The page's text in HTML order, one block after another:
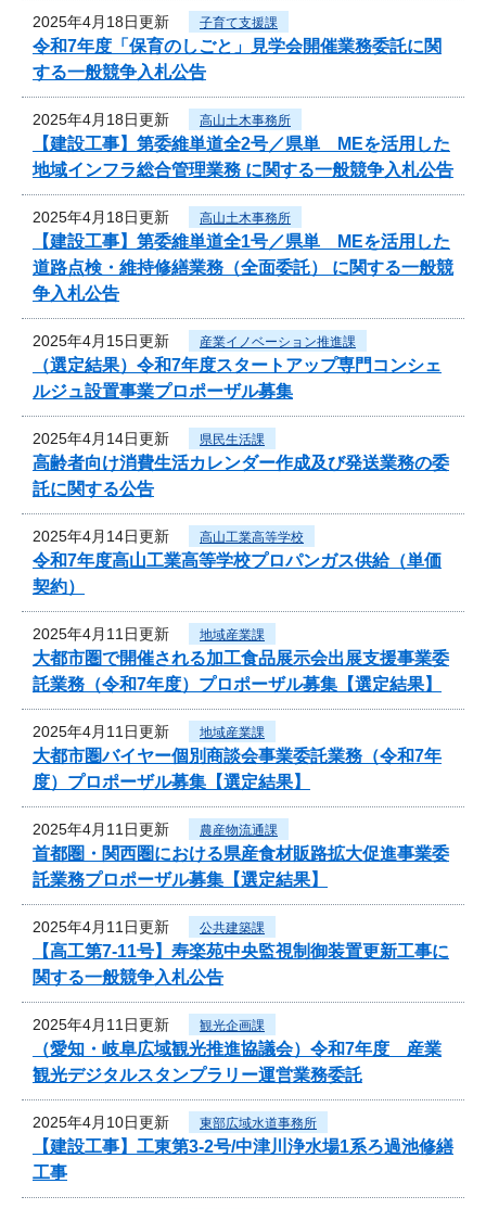
2025年4月18日更新 子育て支援課
令和7年度「保育のしごと」見学会開催業務委託に関
する一般競争入札公告
2025年4月18日更新 高山土木事務所
【建設工事】第委維単道全2号／県単 MEを活用した
地域インフラ総合管理業務 に関する一般競争入札公告
2025年4月18日更新 高山土木事務所
【建設工事】第委維単道全1号／県単 MEを活用した
道路点検・維持修繕業務（全面委託） に関する一般競
争入札公告
2025年4月15日更新 産業イノベーション推進課
（選定結果）令和7年度スタートアップ専門コンシェ
ルジュ設置事業プロポーザル募集
2025年4月14日更新 県民生活課
高齢者向け消費生活カレンダー作成及び発送業務の委
託に関する公告
2025年4月14日更新 高山工業高等学校
令和7年度高山工業高等学校プロパンガス供給（単価
契約）
2025年4月11日更新 地域産業課
大都市圏で開催される加工食品展示会出展支援事業委
託業務（令和7年度）プロポーザル募集【選定結果】
2025年4月11日更新 地域産業課
大都市圏バイヤー個別商談会事業委託業務（令和7年
度）プロポーザル募集【選定結果】
2025年4月11日更新 農産物流通課
首都圏・関西圏における県産食材販路拡大促進事業委
託業務プロポーザル募集【選定結果】
2025年4月11日更新 公共建築課
【高工第7-11号】寿楽苑中央監視制御装置更新工事に
関する一般競争入札公告
2025年4月11日更新 観光企画課
（愛知・岐阜広域観光推進協議会）令和7年度 産業
観光デジタルスタンプラリー運営業務委託
2025年4月10日更新 東部広域水道事務所
【建設工事】工東第3-2号/中津川浄水場1系ろ過池修繕
工事